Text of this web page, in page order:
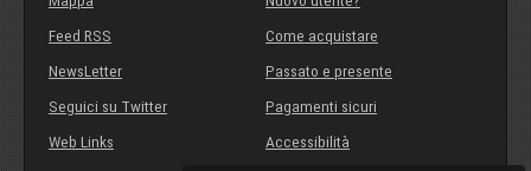
Feed RSS
NewsLetter
Seguici su Twitter
Web Links
Come acquistare
Passato e presente
Pagamenti sicuri
Accessibilità